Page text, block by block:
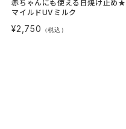
赤ちゃんにも使える日焼け止め★
マイルドUVミルク
¥2,750 （税込）